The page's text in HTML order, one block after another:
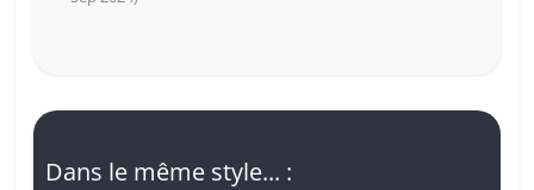
Dans le même style... :